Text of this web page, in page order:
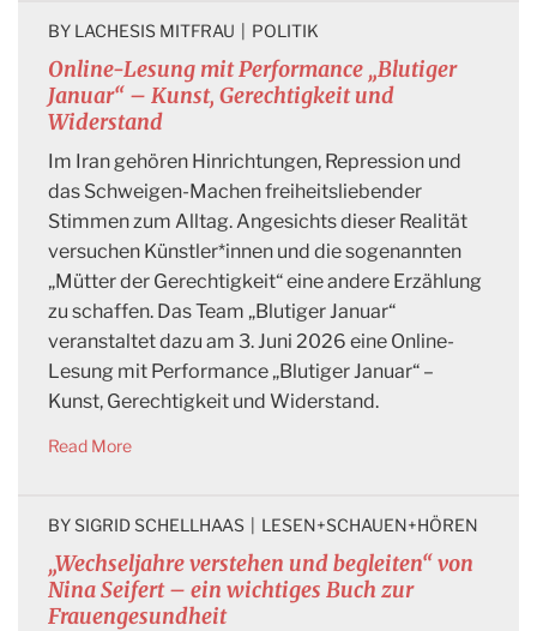
Online-Lesung mit Performance „Blutiger
Januar“ – Kunst, Gerechtigkeit und
Widerstand
BY LACHESIS MITFRAU POLITIK
Im Iran gehören Hinrichtungen, Repression und
das Schweigen-Machen freiheitsliebender
Stimmen zum Alltag. Angesichts dieser Realität
versuchen Künstler*innen und die sogenannten
„Mütter der Gerechtigkeit“ eine andere Erzählung
zu schaffen. Das Team „Blutiger Januar“
veranstaltet dazu am 3. Juni 2026 eine Online-
Lesung mit Performance „Blutiger Januar“ –
Kunst, Gerechtigkeit und Widerstand.
Read More
„Wechseljahre verstehen und begleiten“ von
Nina Seifert – ein wichtiges Buch zur
Frauengesundheit
BY SIGRID SCHELLHAAS LESEN+SCHAUEN+HÖREN